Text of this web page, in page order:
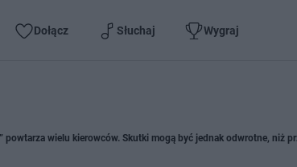
Dołącz Słuchaj Wygraj
powtarza wielu kierowców. Skutki mogą być jednak odwrotne, niż